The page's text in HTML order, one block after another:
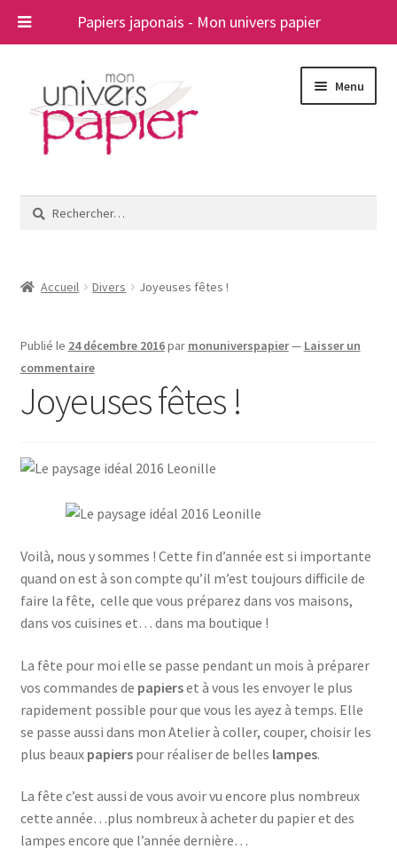
Papiers japonais - Mon univers papier
navigation
contenu
Menu
le
A propos
Rechercher :
Accueil Divers Joyeuses fêtes !
Publié le 24 décembre 2016par monuniverspapier— Laisser un
commentaire
Joyeuses fêtes !
Voilà, nous y sommes ! Cette fin d’année est si importante
quand on est à son compte qu’il m’est toujours difficile de
faire la fête, celle que vous préparez dans vos maisons,
dans vos cuisines et… dans ma boutique !
La fête pour moi elle se passe pendant un mois à préparer
vos commandes de papierset à vous les envoyer le plus
rapidement possible pour que vous les ayez à temps. Elle
se passe aussi dans mon Atelier à coller, couper, choisir les
plus beaux papierspour réaliser de belles lampes.
La fête c’est aussi de vous avoir vu encore plus nombreux
cette année…plus nombreux à acheter du papier et des
lampes encore que l’année dernière…